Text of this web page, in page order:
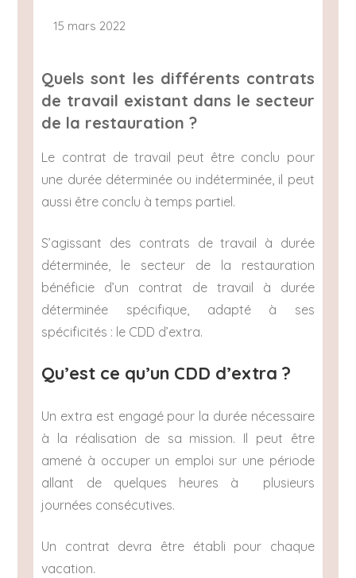
15 mars 2022
Quels sont les différents contrats
de travail existant dans le secteur
de la restauration ?
Le contrat de travail peut être conclu pour
une durée déterminée ou indéterminée, il peut
aussi être conclu à temps partiel.
S’agissant des contrats de travail à durée
déterminée, le secteur de la restauration
bénéficie d’un contrat de travail à durée
déterminée spécifique, adapté à ses
spécificités : le CDD d’extra.
Qu’est ce qu’un CDD d’extra ?
Un extra est engagé pour la durée nécessaire
à la réalisation de sa mission. Il peut être
amené à occuper un emploi sur une période
allant de quelques heures à plusieurs
journées consécutives.
Un contrat devra être établi pour chaque
vacation.